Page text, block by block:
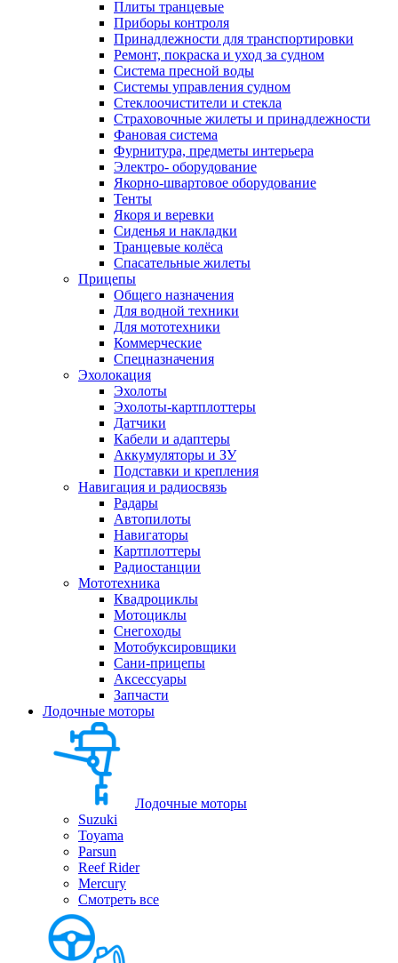
Плиты транцевые
Приборы контроля
Принадлежности для транспортировки
Ремонт, покраска и уход за судном
Система пресной воды
Системы управления судном
Стеклоочистители и стекла
Страховочные жилеты и принадлежности
Фановая система
Фурнитура, предметы интерьера
Электро- оборудование
Якорно-швартовое оборудование
Тенты
Якоря и веревки
Сиденья и накладки
Транцевые колёса
Спасательные жилеты
Прицепы
Общего назначения
Для водной техники
Для мототехники
Коммерческие
Спецназначения
Эхолокация
Эхолоты
Эхолоты-картплоттеры
Датчики
Кабели и адаптеры
Аккумуляторы и ЗУ
Подставки и крепления
Навигация и радиосвязь
Радары
Автопилоты
Навигаторы
Картплоттеры
Радиостанции
Мототехника
Квадроциклы
Мотоциклы
Снегоходы
Мотобуксировщики
Сани-прицепы
Аксессуары
Запчасти
Лодочные моторы
Лодочные моторы
Suzuki
Toyama
Parsun
Reef Rider
Mercury
Смотреть все